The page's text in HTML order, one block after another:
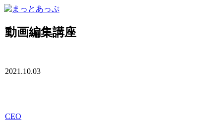
動画編集講座
2021.10.03
CEO